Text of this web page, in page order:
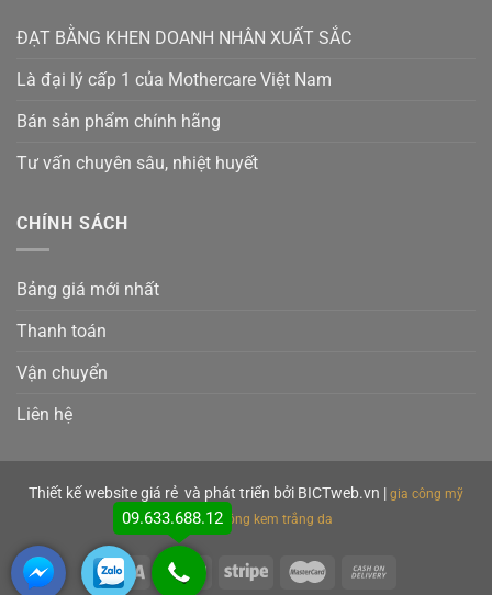
ĐẠT BẰNG KHEN DOANH NHÂN XUẤT SẮC
Là đại lý cấp 1 của Mothercare Việt Nam
Bán sản phẩm chính hãng
Tư vấn chuyên sâu, nhiệt huyết
CHÍNH SÁCH
Bảng giá mới nhất
Thanh toán
Vận chuyển
Liên hệ
Thiết kế website giá rẻ và phát triển bởi BICTweb.vn | gia công mỹ
phẩm gia công kem trắng da
09.633.688.12